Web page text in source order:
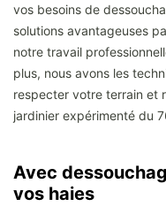
vos besoins de
solutions avantageuses
notre travail
plus, nous avons les
respecter votre terrain et
jardinier expérimenté du
Avec
vos haies